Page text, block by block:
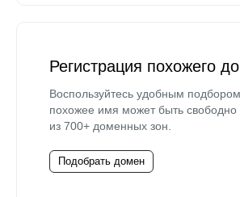
Регистрация похожего
Воспользуйтесь удобным
похожее имя может быть свободно
из 700+ доменных зон.
Подобрать домен